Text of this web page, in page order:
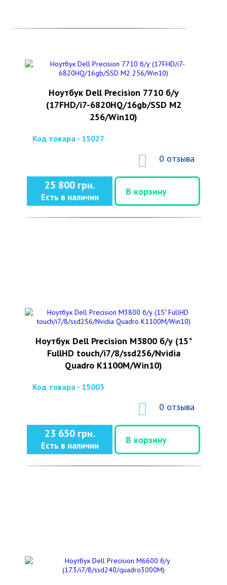
Ноутбук Dell Precision 7710 б/у
(17FHD/i7-6820HQ/16gb/SSD M2
256/Win10)
Код товара - 15027
0 отзыва
25 800 грн.
Есть в наличии
В корзину
Ноутбук Dell Precision M3800 б/у (15"
FullHD touch/i7/8/ssd256/Nvidia
Quadro K1100M/Win10)
Код товара - 15003
0 отзыва
23 650 грн.
Есть в наличии
В корзину